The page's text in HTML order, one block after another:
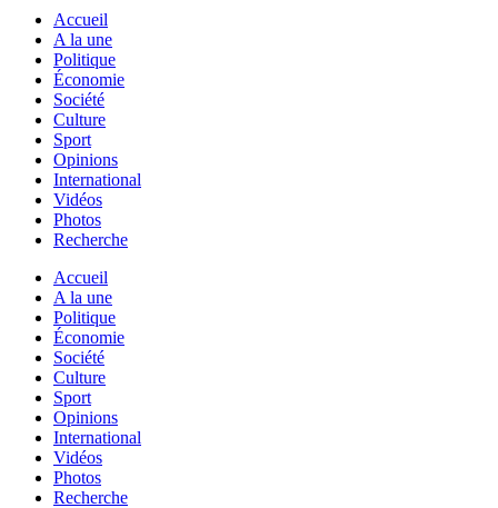
Accueil
A la une
Politique
Économie
Société
Culture
Sport
Opinions
International
Vidéos
Photos
Recherche
Accueil
A la une
Politique
Économie
Société
Culture
Sport
Opinions
International
Vidéos
Photos
Recherche